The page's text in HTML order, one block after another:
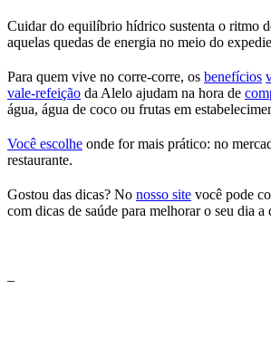
Cuidar do equilíbrio hídrico sustenta o ritmo
aquelas quedas de energia no meio do
Para quem vive no corre-corre, os benefícios
vale-refeição da Alelo ajudam na hora de
água, água de coco ou frutas em
Você escolhe onde for mais prático: no
restaurante.
Gostou das dicas? No nosso site você pode
com dicas de saúde para melhorar o seu dia a
–